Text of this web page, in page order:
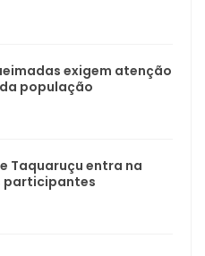
exigem atenção
população
Taquaruçu entra na
participantes